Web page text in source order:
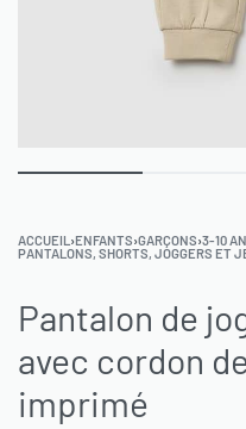
ACCUEIL ›ENFANTS›GARÇONS›3-10
PANTALONS, SHORTS, JOGGERS ET
Pantalon de
avec cordon
imprimé